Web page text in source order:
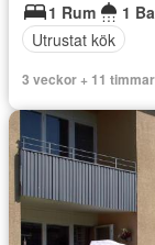
1 Rum
1
Utrustat kök
3 veckor + 11